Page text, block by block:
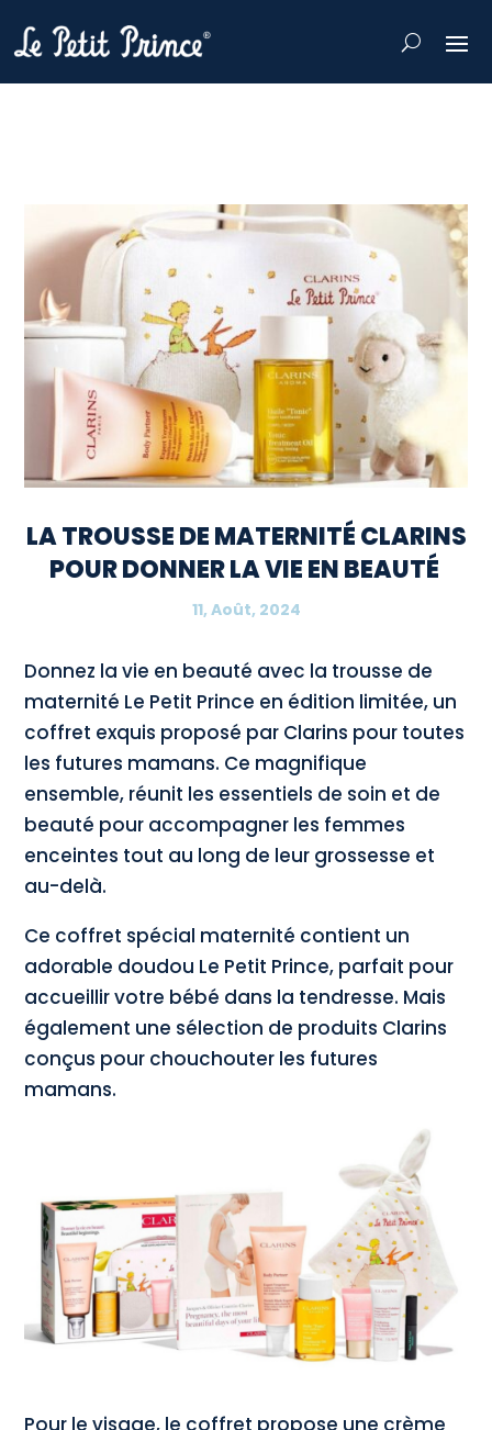
LA TROUSSE DE MATERNITÉ CLARINS
POUR DONNER LA VIE EN BEAUTÉ
11, Août, 2024
Donnez la vie en beauté avec la trousse de
maternité Le Petit Prince en édition limitée, un
coffret exquis proposé par Clarins pour toutes
les futures mamans. Ce magnifique
ensemble, réunit les essentiels de soin et de
beauté pour accompagner les femmes
enceintes tout au long de leur grossesse et
au-delà.
Ce coffret spécial maternité contient un
adorable doudou Le Petit Prince, parfait pour
accueillir votre bébé dans la tendresse. Mais
également une sélection de produits Clarins
conçus pour chouchouter les futures
mamans.
Pour le visage, le coffret propose une crème